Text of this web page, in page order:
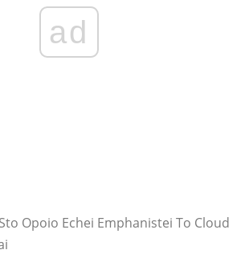
ad
Opoio Echei Emphanistei To Cloud